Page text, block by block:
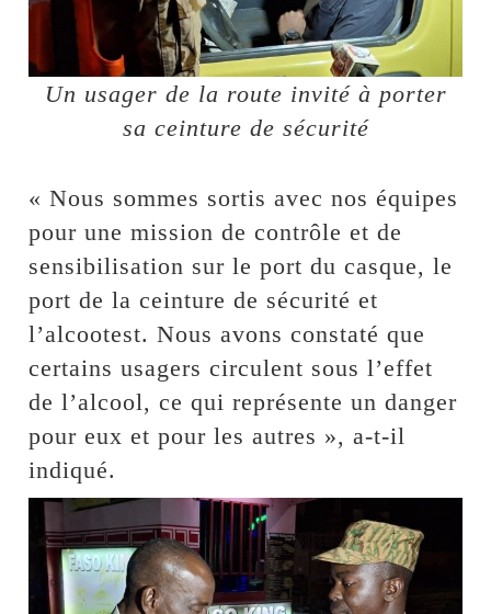
Un usager de la route invité à porter
sa ceinture de sécurité
« Nous sommes sortis avec nos équipes
pour une mission de contrôle et de
sensibilisation sur le port du casque, le
port de la ceinture de sécurité et
l’alcootest. Nous avons constaté que
certains usagers circulent sous l’effet
de l’alcool, ce qui représente un danger
pour eux et pour les autres », a-t-il
indiqué.